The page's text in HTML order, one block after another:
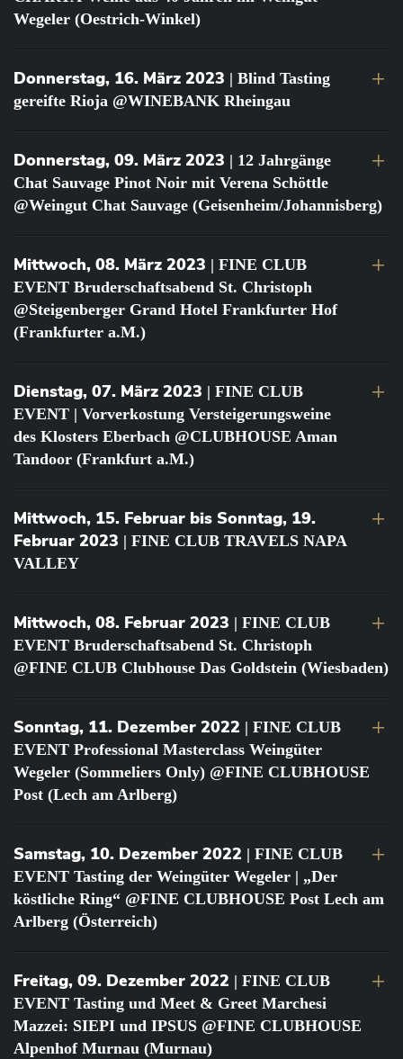
Wegeler (Oestrich-Winkel)
Donnerstag, 16. März 2023 | Blind Tasting
gereifte Rioja @WINEBANK Rheingau
Donnerstag, 09. März 2023 | 12 Jahrgänge
Chat Sauvage Pinot Noir mit Verena Schöttle
@Weingut Chat Sauvage (Geisenheim/Johannisberg)
Mittwoch, 08. März 2023 | FINE CLUB
EVENT Bruderschaftsabend St. Christoph
@Steigenberger Grand Hotel Frankfurter Hof
(Frankfurter a.M.)
Dienstag, 07. März 2023 | FINE CLUB
EVENT | Vorverkostung Versteigerungsweine
des Klosters Eberbach @CLUBHOUSE Aman
Tandoor (Frankfurt a.M.)
Mittwoch, 15. Februar bis Sonntag, 19.
Februar 2023 | FINE CLUB TRAVELS NAPA
VALLEY
Mittwoch, 08. Februar 2023 | FINE CLUB
EVENT Bruderschaftsabend St. Christoph
@FINE CLUB Clubhouse Das Goldstein (Wiesbaden)
Sonntag, 11. Dezember 2022 | FINE CLUB
EVENT Professional Masterclass Weingüter
Wegeler (Sommeliers Only) @FINE CLUBHOUSE
Post (Lech am Arlberg)
Samstag, 10. Dezember 2022 | FINE CLUB
EVENT Tasting der Weingüter Wegeler | „Der
köstliche Ring“ @FINE CLUBHOUSE Post Lech am
Arlberg (Österreich)
Freitag, 09. Dezember 2022 | FINE CLUB
EVENT Tasting und Meet & Greet Marchesi
Mazzei: SIEPI und IPSUS @FINE CLUBHOUSE
Alpenhof Murnau (Murnau)